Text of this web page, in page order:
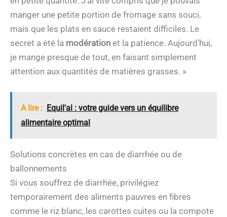
manger une petite portion de fromage sans souci,
mais que les plats en sauce restaient difficiles. Le
secret a été la modération et la patience. Aujourd’hui,
je mange presque de tout, en faisant simplement
attention aux quantités de matières grasses. »
A lire : Equil'al : votre guide vers un équilibre
alimentaire optimal
Solutions concrètes en cas de diarrhée ou de
ballonnements
Si vous souffrez de diarrhée, privilégiez
temporairement des aliments pauvres en fibres
comme le riz blanc, les carottes cuites ou la compote